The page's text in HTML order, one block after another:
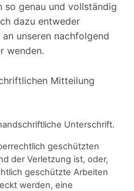
so genau und vollständig
dazu entweder
unseren nachfolgend
wenden.
Mitteilung
Unterschrift.
geschützten
der Verletzung ist, oder,
geschützte Arbeiten
werden, eine